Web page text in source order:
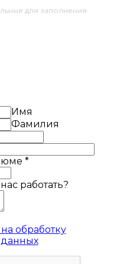
для заполнения
Имя
Фамилия
*
работать?
обработку